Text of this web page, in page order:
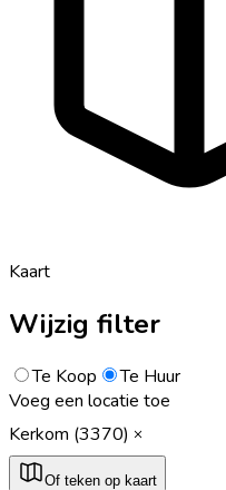
Kaart
Wijzig filter
Te Koop
Te Huur
Voeg een locatie toe
Kerkom (3370)
Of teken op kaart